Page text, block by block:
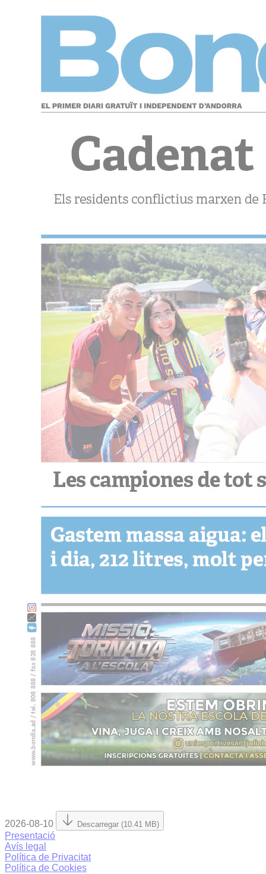
2026-08-10 Descarregar (10.41 MB)
Presentació
Avís legal
Política de Privacitat
Política de Cookies